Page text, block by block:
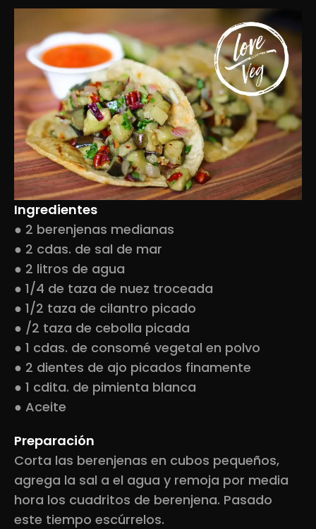
Ingredientes
● 2 berenjenas medianas
● 2 cdas. de sal de mar
● 2 litros de agua
● 1/4 de taza de nuez troceada
● 1/2 taza de cilantro picado
● /2 taza de cebolla picada
● 1 cdas. de consomé vegetal en polvo
● 2 dientes de ajo picados finamente
● 1 cdita. de pimienta blanca
● Aceite
Preparación
Corta las berenjenas en cubos pequeños,
agrega la sal a el agua y remoja por media
hora los cuadritos de berenjena. Pasado
este tiempo escúrrelos.